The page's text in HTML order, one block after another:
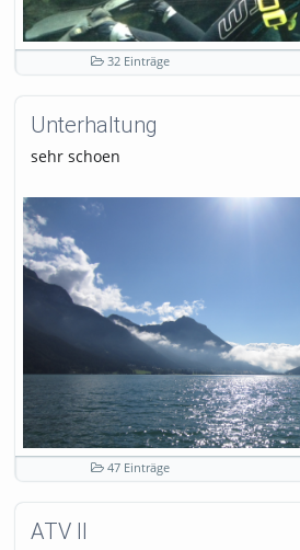
32 Einträge
Unterhaltung
sehr schoen
47 Einträge
ATV II